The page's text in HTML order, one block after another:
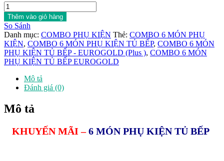
COMBO
6
MÓN
PHỤ
KIỆN
TỦ
BẾP
-
EUROGOLD
(Plus
số
lượng
Thêm vào giỏ hàng
So Sánh
Danh mục: COMBO PHỤ KIỆN Thẻ: COMBO 6 MÓN PHỤ
KIỆN, COMBO 6 MÓN PHỤ KIỆN TỦ BẾP, COMBO 6 MÓN
PHỤ KIỆN TỦ BẾP - EUROGOLD (Plus ), COMBO 6 MÓN
PHỤ KIỆN TỦ BẾP EUROGOLD
Mô tả
Đánh giá (0)
Mô tả
KHUYẾN MÃI –6 MÓN PHỤ KIỆN TỦ BẾP